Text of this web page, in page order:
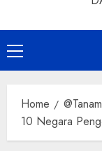
Primary
Menu
Home
10 Negara